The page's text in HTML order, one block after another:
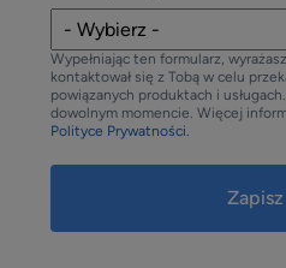
Wypełniając ten formularz,
kontaktował się z Tobą w celu
powiązanych produktach i
dowolnym momencie. Więcej
Polityce Prywatności.